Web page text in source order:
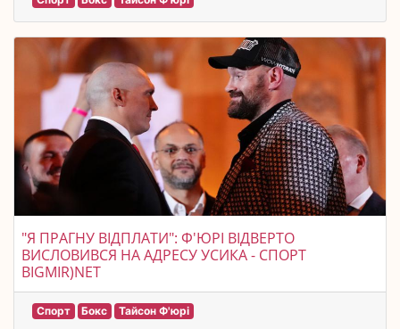
"Я ПРАГНУ ВІДПЛАТИ": Ф'ЮРІ ВІДВЕРТО
ВИСЛОВИВСЯ НА АДРЕСУ УСИКА - СПОРТ
BIGMIR)NET
Спорт Бокс Тайсон Ф'юрі